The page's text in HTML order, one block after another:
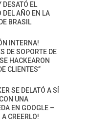
EL
DEL AÑO EN LA
BRASIL
INTERNA!
DE SOPORTE DE
HACKEARON
CLIENTES”
SE DELATÓ A SÍ
UNA
EN GOOGLE –
A CREERLO!